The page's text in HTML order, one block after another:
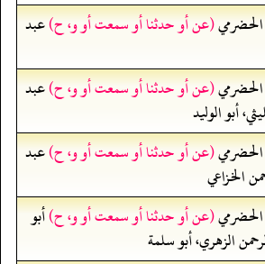
(عن أو حدثنا أو سمعت أو و، ح)عبد
(عن أو حدثنا أو سمعت أو و، ح)عبد
أبو الوليد
(عن أو حدثنا أو سمعت أو و، ح)عبد
الخزاعي
(عن أو حدثنا أو سمعت أو و، ح)أبو
الزهري، أبو سلمة